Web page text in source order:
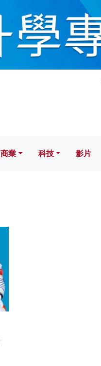
科技 影片
商業 科技 影片